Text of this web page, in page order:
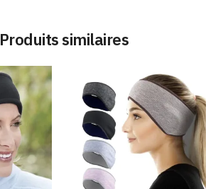
Produits similaires